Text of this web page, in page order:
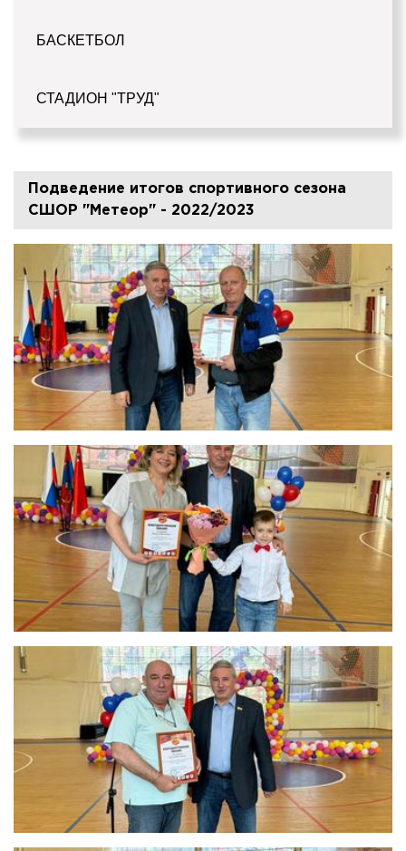
БАСКЕТБОЛ
СТАДИОН "ТРУД"
Подведение итогов спортивного сезона
СШОР "Метеор" - 2022/2023